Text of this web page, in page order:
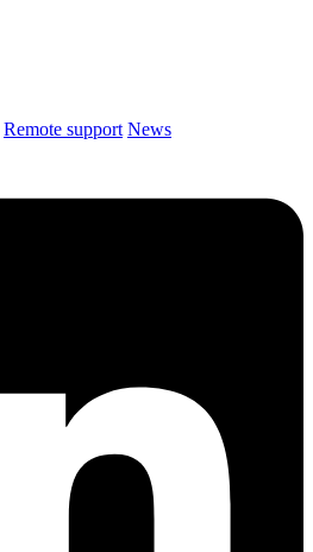
Remote support News